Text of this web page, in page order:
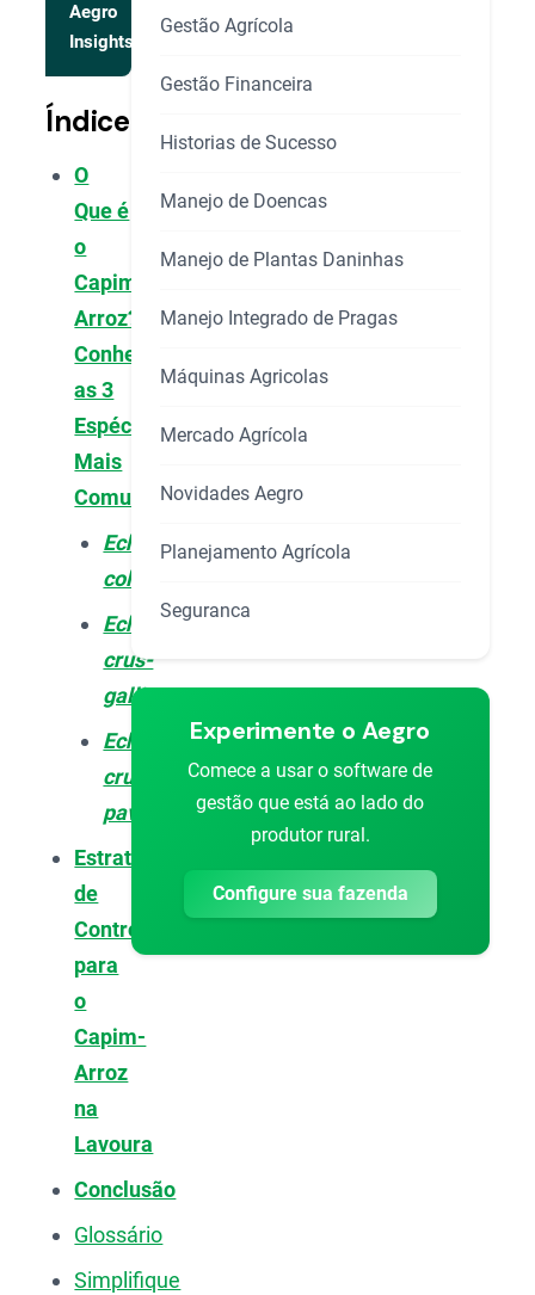
Aegro
Insights
Índice
O
Que é
o
Capim-
Arroz?
Conheça
as 3
Espécies
Mais
Comuns
Echinochloa
colona
Echinochloa
crus-
galli
Echinochloa
crus-
pavonis
Estratégias
de
Controle
para
o
Capim-
Arroz
na
Lavoura
Conclusão
Glossário
Simplifique
Gestão Agrícola
Gestão Financeira
Historias de Sucesso
Manejo de Doencas
Manejo de Plantas Daninhas
Manejo Integrado de Pragas
Máquinas Agricolas
Mercado Agrícola
Novidades Aegro
Planejamento Agrícola
Seguranca
Experimente o Aegro
Comece a usar o software de
gestão que está ao lado do
produtor rural.
Configure sua fazenda